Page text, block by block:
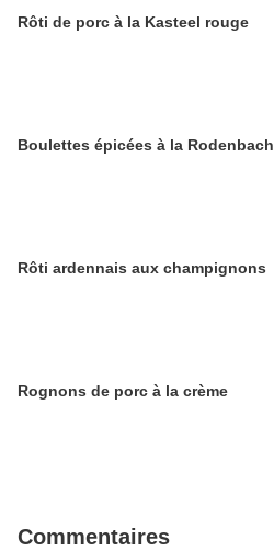
Rôti de porc à la Kasteel rouge
Boulettes épicées à la Rodenbach
Rôti ardennais aux champignons
Rognons de porc à la crème
Commentaires